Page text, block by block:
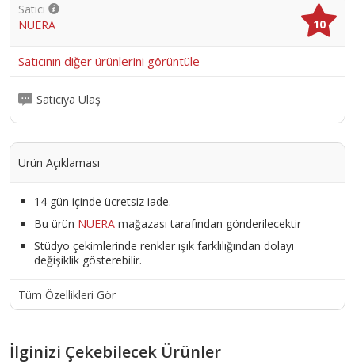
Satıcı
NUERA
10
Satıcının diğer ürünlerini görüntüle
Satıcıya Ulaş
Ürün Açıklaması
14 gün içinde ücretsiz iade.
Bu ürün NUERA mağazası tarafından gönderilecektir
Stüdyo çekimlerinde renkler ışık farklılığından dolayı
değişiklik gösterebilir.
Tüm Özellikleri Gör
İlginizi Çekebilecek Ürünler